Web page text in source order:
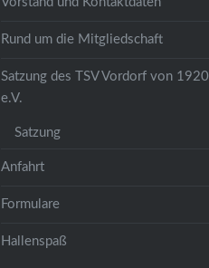
Rund um die Mitgliedschaft
Satzung des TSV Vordorf von 1920
e.V.
Satzung
Anfahrt
Formulare
Hallenspaß